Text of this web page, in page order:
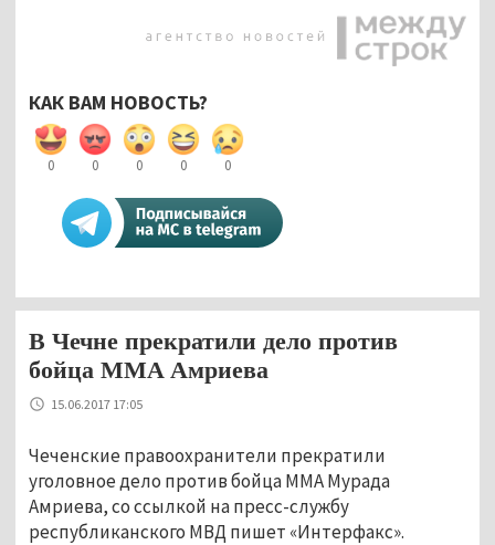
КАК ВАМ НОВОСТЬ?
0 0 0 0 0
В Чечне прекратили дело против
бойца MMA Амриева
15.06.2017 17:05
Чеченские правоохранители прекратили
уголовное дело против бойца ММА Мурада
Амриева, со ссылкой на пресс-службу
республиканского МВД пишет «Интерфакс».